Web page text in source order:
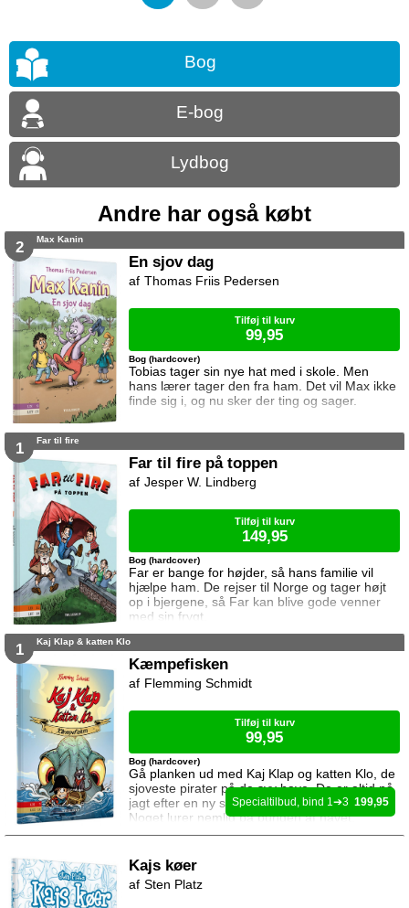
Bog
E-bog
Lydbog
Andre har også købt
2 Max Kanin
En sjov dag
Tobias tager sin nye hat med i skole. Men
hans lærer tager den fra ham. Det vil Max ikke
finde sig i, og nu sker der ting og sager.
Bog (hardcover)
Thomas Friis Pedersen
Tilføj til kurv
99,95
1 Far til fire
Far til fire på toppen
Far er bange for højder, så hans familie vil
hjælpe ham. De rejser til Norge og tager højt
op i bjergene, så Far kan blive gode venner
med sin frygt.
Bog (hardcover)
Jesper W. Lindberg
Tilføj til kurv
149,95
1 Kaj Klap & katten Klo
Kæmpefisken
Gå planken ud med Kaj Klap og katten Klo, de
sjoveste pirater på de syv have. De er altid på
jagt efter en ny skat, men det kan være farligt.
Noget lurer nemlig på bunden af havet.
Bog (hardcover)
Flemming Schmidt
Tilføj til kurv
99,95
1 3 199,95
Kajs køer
Sten Platz